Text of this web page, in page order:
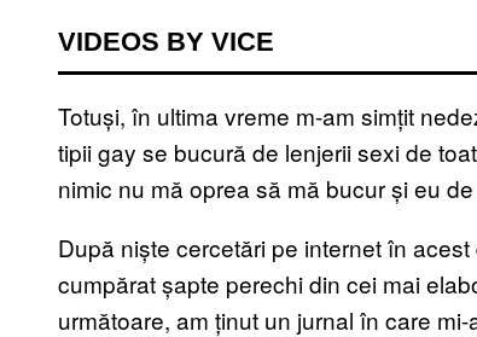
VIDEOS BY VICE
Totuși, în ultima vreme m-am simțit
tipii gay se bucură de lenjerii sexi de
nimic nu mă oprea să mă bucur și eu
După niște cercetări pe internet în
cumpărat șapte perechi din cei mai
următoare, am ținut un jurnal în care